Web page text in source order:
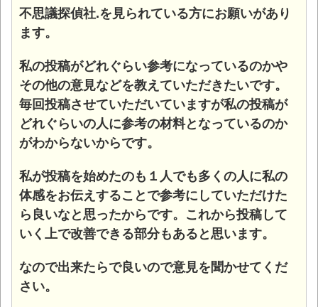
不思議探偵社.を見られている方にお願いがあり
ます。
私の投稿がどれぐらい参考になっているのかや
その他の意見などを教えていただきたいです。
毎回投稿させていただいていますが私の投稿が
どれぐらいの人に参考の材料となっているのか
がわからないからです。
私が投稿を始めたのも１人でも多くの人に私の
体感をお伝えすることで参考にしていただけた
ら良いなと思ったからです。これから投稿して
いく上で改善できる部分もあると思います。
なので出来たらで良いので意見を聞かせてくだ
さい。